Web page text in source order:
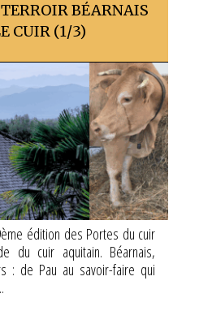
BÉARNAIS
CUIR (1/3)
édition des Portes du cuir
du cuir aquitain. Béarnais,
: de Pau au savoir-faire qui